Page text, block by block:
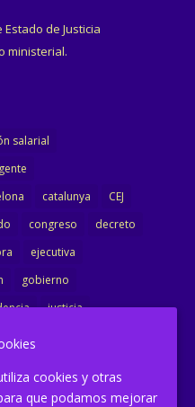
de Justicia
ministerial.
salarial
catalunya
CEJ
congreso
decreto
ejecutiva
gobierno
justicia
Marta Urbano
reforma
cookies y otras
que podamos mejorar